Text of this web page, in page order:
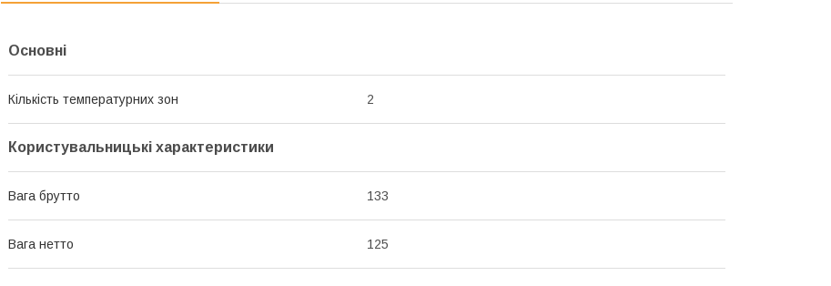
Основні
Кількість температурних зон 2
Користувальницькі характеристики
Вага брутто 133
Вага нетто 125